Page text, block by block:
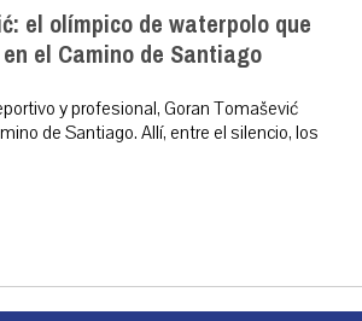
el olímpico de waterpolo que
el Camino de Santiago
y profesional, Goran Tomašević
de Santiago. Allí, entre el silencio, los